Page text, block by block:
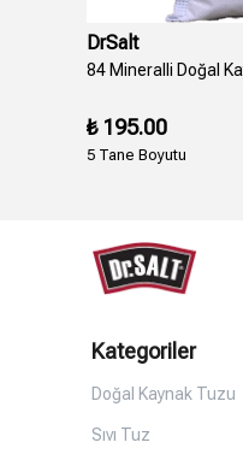
DrSalt
₺ 195.00
5 Tane Boyutu
Kategoriler
Doğal Kaynak Tuzu
Sıvı Tuz